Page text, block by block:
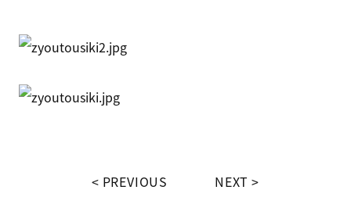
PREVIOUS NEXT